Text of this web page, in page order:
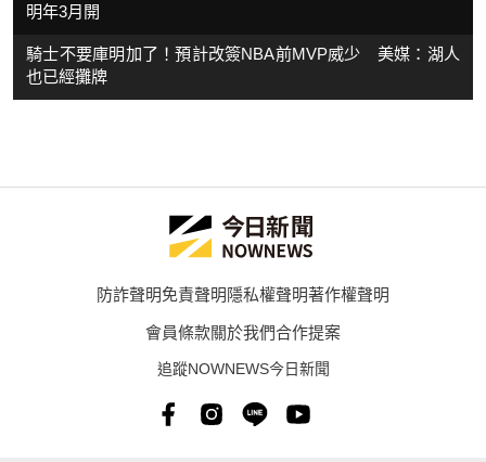
明年3月開
騎士不要庫明加了！預計改簽NBA前MVP威少 美媒：湖人
也已經攤牌
防詐聲明免責聲明隱私權聲明著作權聲明
會員條款關於我們合作提案
追蹤NOWNEWS今日新聞